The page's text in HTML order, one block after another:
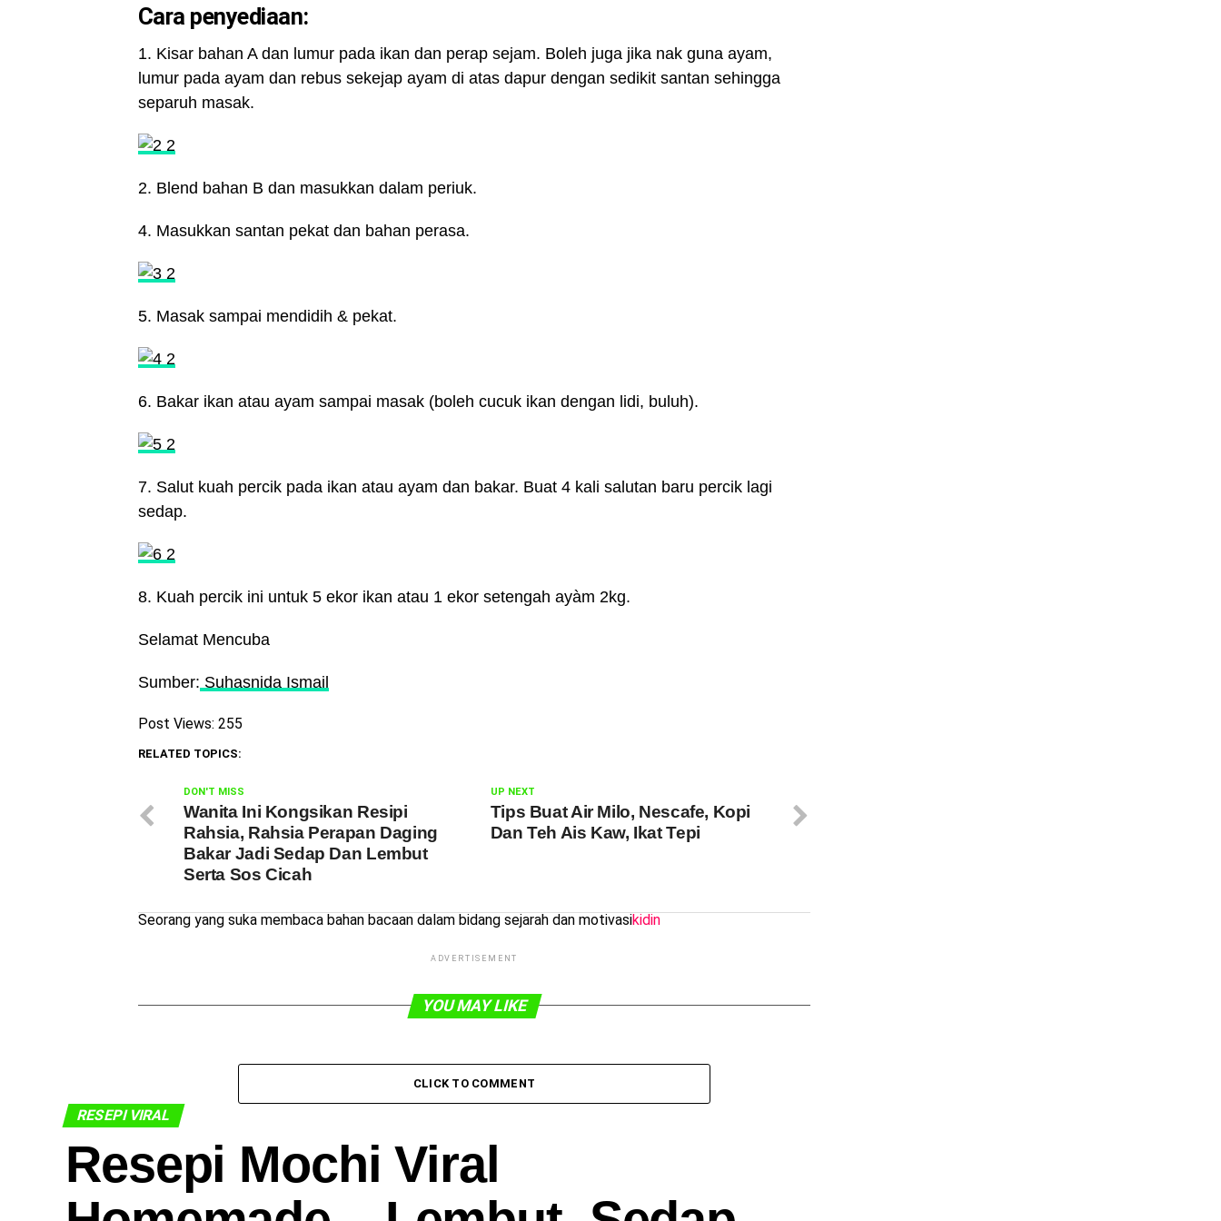
Cara penyediaan:
1. Kisar bahan A dan lumur pada ikan dan perap sejam. Boleh juga jika nak guna ayam,
lumur pada ayam dan rebus sekejap ayam di atas dapur dengan sedikit santan sehingga
separuh masak.
2. Blend bahan B dan masukkan dalam periuk.
4. Masukkan santan pekat dan bahan perasa.
5. Masak sampai mendidih & pekat.
6. Bakar ikan atau ayam sampai masak (boleh cucuk ikan dengan lidi, buluh).
7. Salut kuah percik pada ikan atau ayam dan bakar. Buat 4 kali salutan baru percik lagi
sedap.
8. Kuah percik ini untuk 5 ekor ikan atau 1 ekor setengah ayàm 2kg.
Selamat Mencuba
Sumber: Suhasnida Ismail
Post Views: 255
RELATED TOPICS:
UP NEXT
Tips Buat Air Milo, Nescafe, Kopi
Dan Teh Ais Kaw, Ikat Tepi
DON'T MISS
Wanita Ini Kongsikan Resipi
Rahsia, Rahsia Perapan Daging
Bakar Jadi Sedap Dan Lembut
Serta Sos Cicah
kidin
Seorang yang suka membaca bahan bacaan dalam bidang sejarah dan motivasi
ADVERTISEMENT
YOU MAY LIKE
CLICK TO COMMENT
RESEPI VIRAL
Resepi Mochi Viral